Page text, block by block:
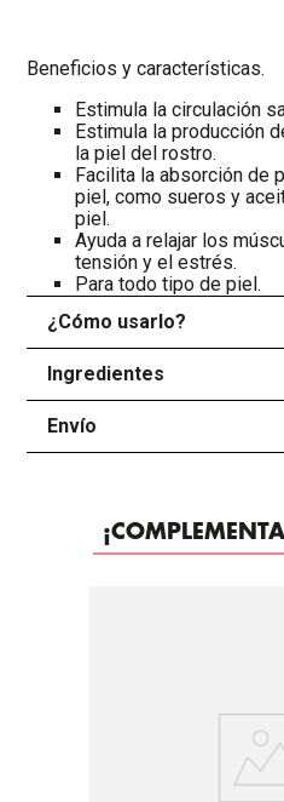
Beneficios y características.
Estimula la circulación
Estimula la producción
la piel del rostro.
Facilita la absorción de
piel, como sueros y
piel.
Ayuda a relajar los
tensión y el estrés.
Para todo tipo de piel.
¿Cómo usarlo?
Ingredientes
Envío